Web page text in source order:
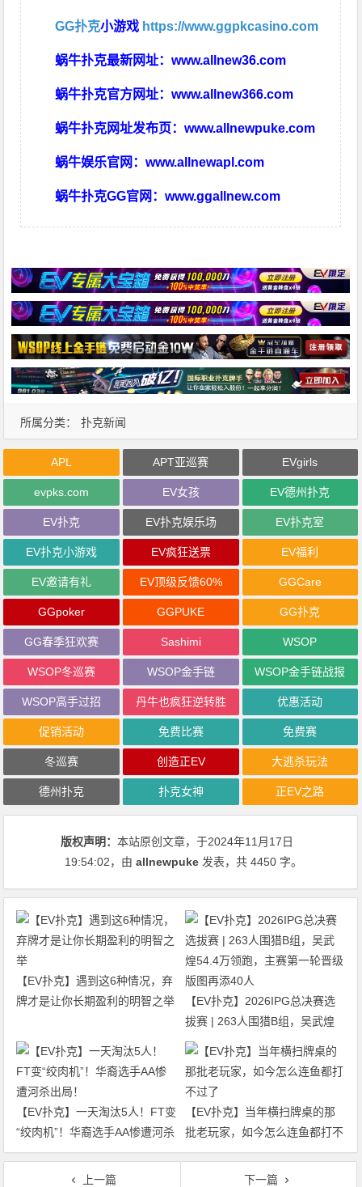
GG扑克小游戏 https://www.ggpkcasino.com
蜗牛扑克最新网址：www.allnew36.com
蜗牛扑克官方网址：www.allnew366.com
蜗牛扑克网址发布页：www.allnewpuke.com
蜗牛娱乐官网：www.allnewapl.com
蜗牛扑克GG官网：www.ggallnew.com
所属分类： 扑克新闻
APL APT亚巡赛 EVgirls
evpks.com EV女孩 EV德州扑克
EV扑克 EV扑克娱乐场 EV扑克室
EV扑克小游戏 EV疯狂送票 EV福利
EV邀请有礼 EV顶级反馈60% GGCare
GGpoker GGPUKE GG扑克
GG春季狂欢赛 Sashimi WSOP
WSOP冬巡赛 WSOP金手链 WSOP金手链战报
WSOP高手过招 丹牛也疯狂逆转胜 优惠活动
促销活动 免费比赛 免费赛
冬巡赛 创造正EV 大逃杀玩法
德州扑克 扑克女神 正EV之路
版权声明：本站原创文章，于2024年11月17日
19:54:02，由allnewpuke 发表，共 4450 字。
【EV扑克】遇到这6种情况，弃
牌才是让你长期盈利的明智之举
【EV扑克】2026IPG总决赛选
拔赛 | 263人围猎B组，吴武煌
54.4万领跑，主赛第一轮晋级版
【EV扑克】一天淘汰5人！FT变
“绞肉机”！华裔选手AA惨遭河杀
出局！
【EV扑克】当年横扫牌桌的那
批老玩家，如今怎么连鱼都打不
过了
上一篇 下一篇